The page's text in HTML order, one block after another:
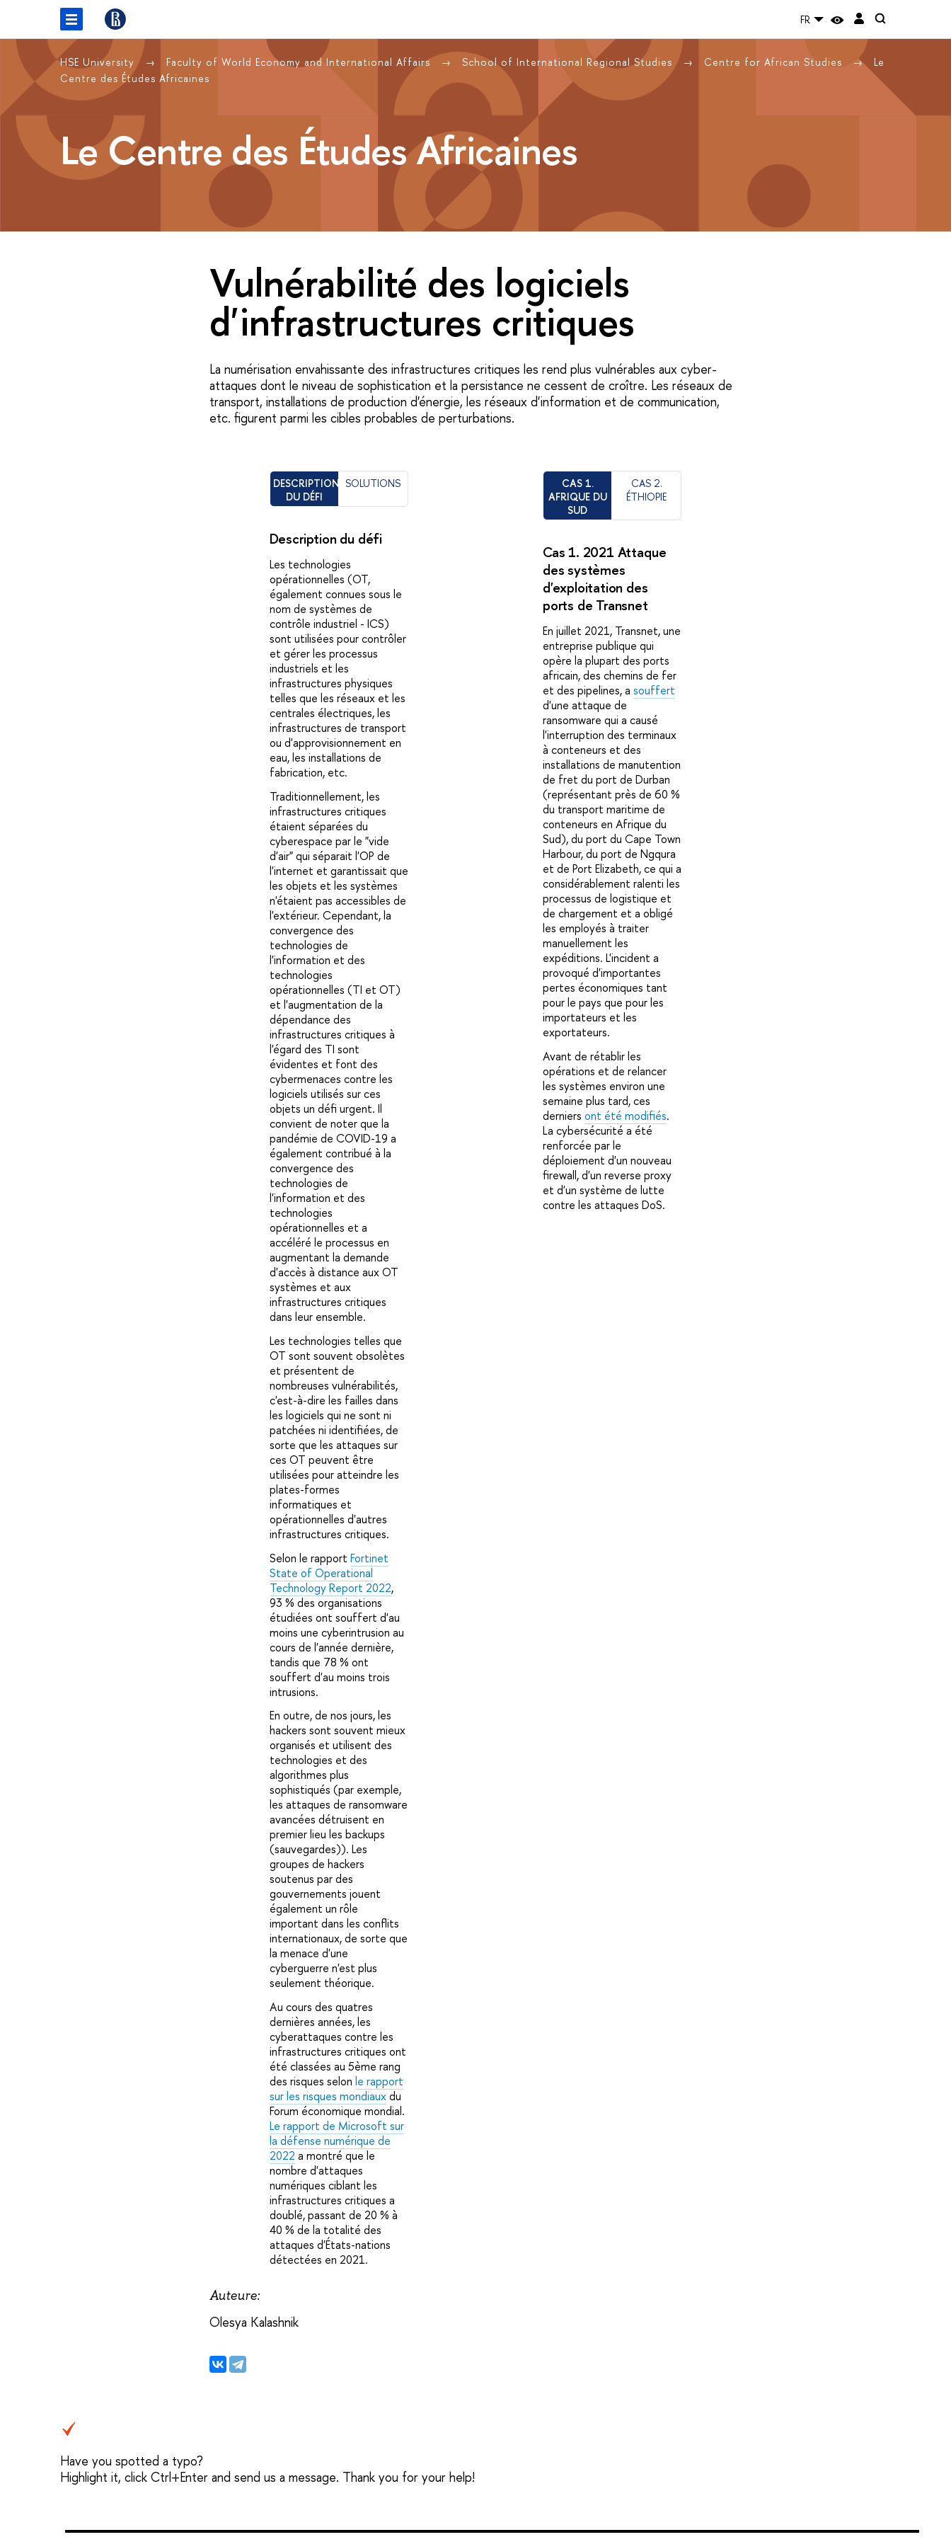
FR
HSE University Faculty of World Economy and International Affairs School of International Regional Studies Centre for African Studies
Le
Centre des Études Africaines
Le Centre des Études Africaines
Vulnérabilité des logiciels
d'infrastructures critiques
La numérisation envahissante des infrastructures critiques les rend plus vulnérables aux cyber-
attaques dont le niveau de sophistication et la persistance ne cessent de croître. Les réseaux de
transport, installations de production d'énergie, les réseaux d'information et de communication,
etc. figurent parmi les cibles probables de perturbations.
DESCRIPTION
DU DÉFI
SOLUTIONS
Description du défi
Les technologies
opérationnelles (OT,
également connues sous le
nom de systèmes de
contrôle industriel - ICS)
sont utilisées pour contrôler
et gérer les processus
industriels et les
infrastructures physiques
telles que les réseaux et les
centrales électriques, les
infrastructures de transport
ou d'approvisionnement en
eau, les installations de
fabrication, etc.
Traditionnellement, les
infrastructures critiques
étaient séparées du
cyberespace par le "vide
d'air" qui séparait l'OP de
l'internet et garantissait que
les objets et les systèmes
n'étaient pas accessibles de
l'extérieur. Cependant, la
convergence des
technologies de
l'information et des
technologies
opérationnelles (TI et OT)
et l'augmentation de la
dépendance des
infrastructures critiques à
l'égard des TI sont
évidentes et font des
cybermenaces contre les
logiciels utilisés sur ces
objets un défi urgent. Il
convient de noter que la
pandémie de COVID-19 a
également contribué à la
convergence des
technologies de
l'information et des
technologies
opérationnelles et a
accéléré le processus en
augmentant la demande
d'accès à distance aux OT
systèmes et aux
infrastructures critiques
dans leur ensemble.
Les technologies telles que
OT sont souvent obsolètes
et présentent de
nombreuses vulnérabilités,
c'est-à-dire les failles dans
les logiciels qui ne sont ni
patchées ni identifiées, de
sorte que les attaques sur
ces OT peuvent être
utilisées pour atteindre les
plates-formes
informatiques et
opérationnelles d'autres
infrastructures critiques.
Selon le rapport Fortinet
State of Operational
Technology Report 2022,
93 % des organisations
étudiées ont souffert d'au
moins une cyberintrusion au
cours de l'année dernière,
tandis que 78 % ont
souffert d'au moins trois
intrusions.
En outre, de nos jours, les
hackers sont souvent mieux
organisés et utilisent des
technologies et des
algorithmes plus
sophistiqués (par exemple,
les attaques de ransomware
avancées détruisent en
premier lieu les backups
(sauvegardes)). Les
groupes de hackers
soutenus par des
gouvernements jouent
également un rôle
important dans les conflits
internationaux, de sorte que
la menace d'une
cyberguerre n'est plus
seulement théorique.
Au cours des quatres
dernières années, les
cyberattaques contre les
infrastructures critiques ont
été classées au 5ème rang
des risques selon le rapport
sur les risques mondiauxdu
Forum économique mondial.
Le rapport de Microsoft sur
la défense numérique de
2022 a montré que le
nombre d'attaques
numériques ciblant les
infrastructures critiques a
doublé, passant de 20 % à
40 % de la totalité des
attaques d'États-nations
détectées en 2021.
CAS 1.
AFRIQUE DU
SUD
CAS 2.
ÉTHIOPIE
Cas 1. 2021 Attaque
des systèmes
d'exploitation des
ports de Transnet
En juillet 2021, Transnet, une
entreprise publique qui
opère la plupart des ports
africain, des chemins de fer
et des pipelines, a souffert
d'une attaque de
ransomware qui a causé
l'interruption des terminaux
à conteneurs et des
installations de manutention
de fret du port de Durban
(représentant près de 60 %
du transport maritime de
conteneurs en Afrique du
Sud), du port du Cape Town
Harbour, du port de Ngqura
et de Port Elizabeth, ce qui a
considérablement ralenti les
processus de logistique et
de chargement et a obligé
les employés à traiter
manuellement les
expéditions. L'incident a
provoqué d'importantes
pertes économiques tant
pour le pays que pour les
importateurs et les
exportateurs.
Avant de rétablir les
opérations et de relancer
les systèmes environ une
semaine plus tard, ces
derniers ont été modifiés.
La cybersécurité a été
renforcée par le
déploiement d'un nouveau
firewall, d'un reverse proxy
et d'un système de lutte
contre les attaques DoS.
Auteure:
Olesya Kalashnik
Have you spotted a typo?
Highlight it, click Ctrl+Enter and send us a message. Thank you for your help!